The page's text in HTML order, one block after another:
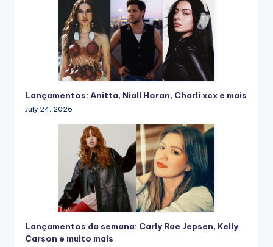
Lançamentos: Anitta, Niall Horan, Charli xcx e mais
July 24, 2026
Lançamentos da semana: Carly Rae Jepsen, Kelly
Carson e muito mais